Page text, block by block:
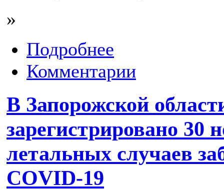
»
Подробнее
Комментарии
В Запорожской
зарегистрировано 30
летальных случаев
COVID-19